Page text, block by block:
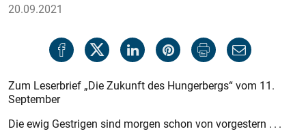
20.09.2021
Zum Leserbrief „Die Zukunft des Hungerbergs“ vom 11.
September
Die ewig Gestrigen sind morgen schon von vorgestern . . .